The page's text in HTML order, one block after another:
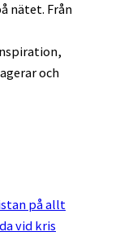
nätet. Från
och
på allt
vid kris